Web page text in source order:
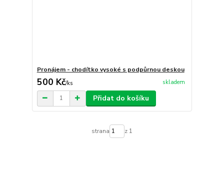
Pronájem - chodítko vysoké s podpůrnou deskou
500 Kč/ks skladem
Přidat do košíku
strana z 1